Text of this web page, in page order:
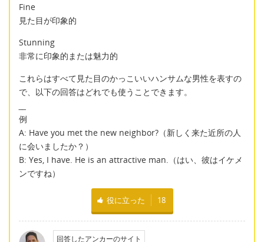
Fine
見た目が印象的
Stunning
非常に印象的または魅力的
これらはすべて見た目のかっこいいハンサムな男性を表すの
で、以下の回答はどれでも使うことできます。
例
A: Have you met the new neighbor?（新しく来た近所の人
に会いましたか？）
B: Yes, I have. He is an attractive man.（はい、彼はイケメ
ンですね）
役に立った 18
回答したアンカーのサイト